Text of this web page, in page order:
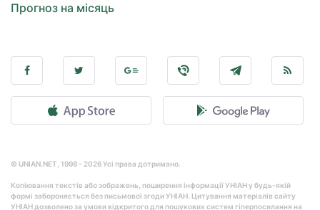
Прогноз на місяць
© UNIAN.NET, 1998 - 2026 Усі права дотримано.
Копіювання текстів або зображень, поширення інформації УНІАН у будь-якій
формі забороняється без письмової згоди УНІАН. Цитування матеріалів сайту
УНІАН дозволено за умови відкритого для пошукових систем гіперпосилання на